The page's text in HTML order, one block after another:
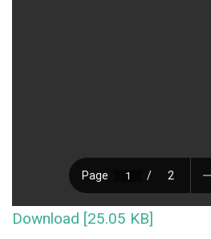
Download [25.05 KB]